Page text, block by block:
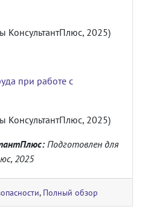
КонсультантПлюс, 2025)
при работе с
КонсультантПлюс, 2025)
Подготовлен для
2025
, Полный обзор